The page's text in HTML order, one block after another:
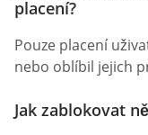
placení?
Pouze placení
nebo oblíbil jejich
Jak zablokovat